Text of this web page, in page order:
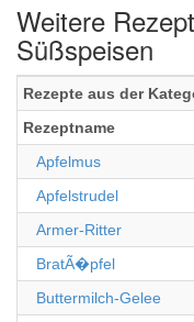
Weitere
Süßspeisen
Rezepte aus der
Rezeptname
Apfelmus
Apfelstrudel
Armer-Ritter
BratÃ�pfel
Buttermilch-Gelee